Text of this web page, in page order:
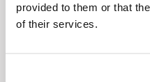
provided to them or that
of their services.